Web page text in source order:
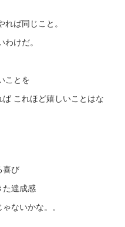
れば同じこと。
けだ。
ことを
これほど嬉しいことはな
喜び
た達成感
ないかな。。